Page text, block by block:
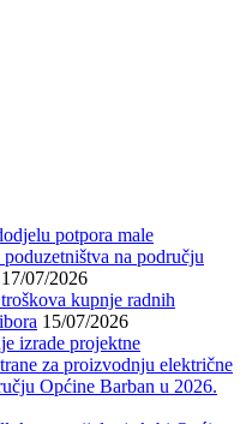
potpora male
na području
17/07/2026
kupnje radnih
15/07/2026
izrade projektne
za proizvodnju električne
Općine Barban u 2026.